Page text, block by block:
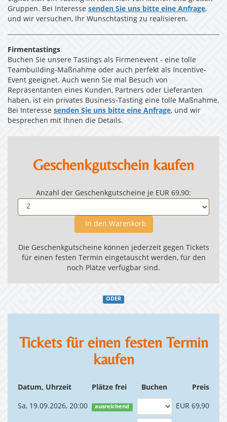
Gruppen. Bei Interesse senden Sie uns bitte eine Anfrage,
und wir versuchen, Ihr Wunschtasting zu realisieren.
Firmentastings
Buchen Sie unsere Tastings als Firmenevent - eine tolle
Teambuilding-Maßnahme oder auch perfekt als Incentive-
Event geeignet. Auch wenn Sie mal Besuch von
Repräsentanten eines Kunden, Partners oder Lieferanten
haben, ist ein privates Business-Tasting eine tolle Maßnahme.
Bei Interesse senden Sie uns bitte eine Anfrage, und wir
besprechen mit Ihnen die Details.
Geschenkgutschein kaufen
Anzahl der Geschenkgutscheine je EUR 69,90:
In den Warenkorb
Die Geschenkgutscheine können jederzeit gegen Tickets
für einen festen Termin eingetauscht werden, für den
noch Plätze verfügbar sind.
ODER
Tickets für einen festen Termin
kaufen
Datum, Uhrzeit Plätze frei Buchen Preis
Sa, 19.09.2026, 20:00 ausreichend EUR 69,90